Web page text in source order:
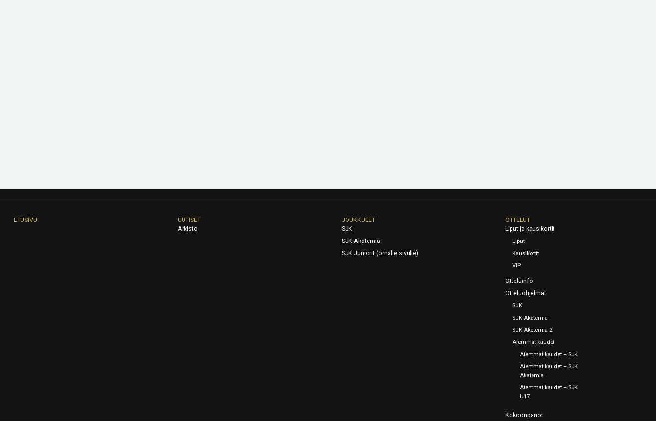
ETUSIVU
UUTISET
Arkisto
JOUKKUEET
SJK
SJK Akatemia
SJK Juniorit (omalle sivulle)
OTTELUT
Liput ja kausikortit
Liput
Kausikortit
VIP
Otteluinfo
Otteluohjelmat
SJK
SJK Akatemia
SJK Akatemia 2
Aiemmat kaudet
Aiemmat kaudet – SJK
Aiemmat kaudet – SJK
Akatemia
Aiemmat kaudet – SJK
U17
Kokoonpanot